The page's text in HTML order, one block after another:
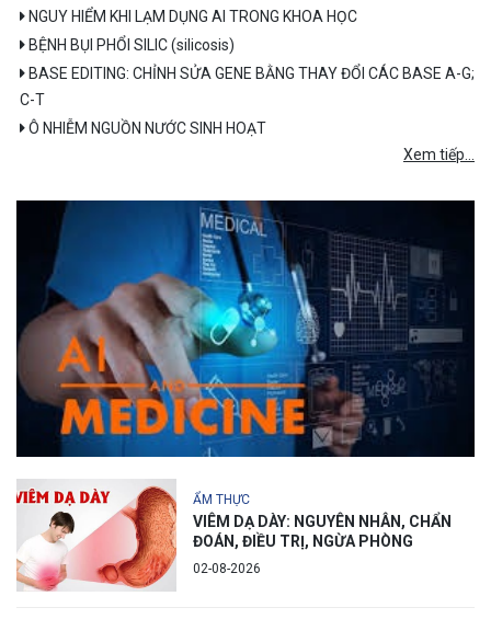
NGUY HIỂM KHI LẠM DỤNG AI TRONG KHOA HỌC
BỆNH BỤI PHỔI SILIC (silicosis)
BASE EDITING: CHỈNH SỬA GENE BẰNG THAY ĐỔI CÁC BASE A-G;
C-T
Ô NHIỄM NGUỒN NƯỚC SINH HOẠT
Xem tiếp...
ẨM THỰC
VIÊM DẠ DÀY: NGUYÊN NHÂN, CHẨN
ĐOÁN, ĐIỀU TRỊ, NGỪA PHÒNG
02-08-2026